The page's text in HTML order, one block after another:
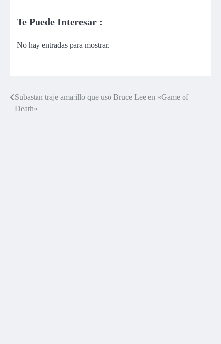
Te Puede Interesar :
No hay entradas para mostrar.
Navegación
Subastan traje amarillo que usó Bruce Lee en «Game of
Death»